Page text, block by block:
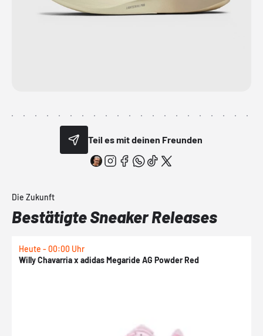
Teil es mit deinen Freunden
Die Zukunft
Bestätigte Sneaker Releases
Heute - 00:00 Uhr
Willy Chavarria x adidas Megaride AG Powder Red